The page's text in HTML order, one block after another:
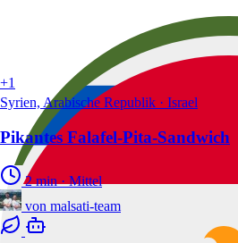
+1
Syrien, Arabische Republik · Israel
Pikantes Falafel-Pita-Sandwich
2 min ·Mittel
von malsati-team